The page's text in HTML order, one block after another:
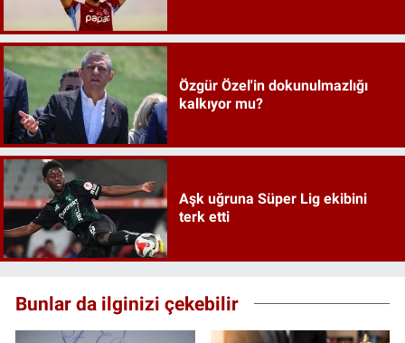
Özgür Özel'in dokunulmazlığı
kalkıyor mu?
Aşk uğruna Süper Lig ekibini
terk etti
Bunlar da ilginizi çekebilir